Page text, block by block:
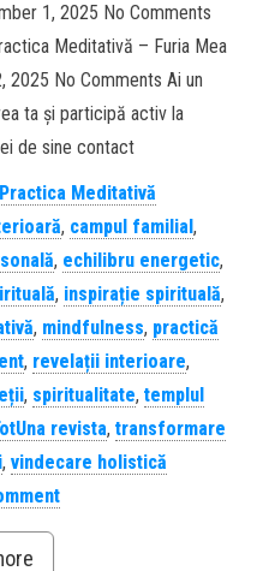
1, 2025 No Comments
Meditativă – Furia Mea
2025 No Comments Ai un
ta și participă activ la
de sine contact
Practica Meditativă
, campul familial,
, echilibru energetic,
, inspirație spirituală,
, mindfulness, practică
, revelații interioare,
, spiritualitate, templul
revista, transformare
, vindecare holistică